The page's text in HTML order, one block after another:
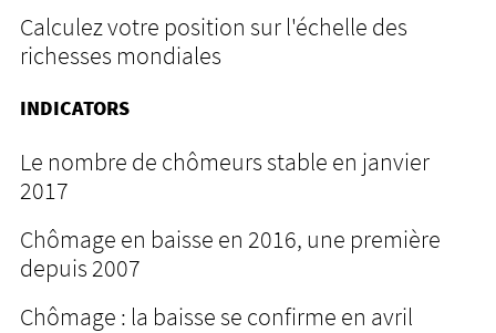
Calculez votre position sur l'échelle des
richesses mondiales
INDICATORS
Le nombre de chômeurs stable en janvier
2017
Chômage en baisse en 2016, une première
depuis 2007
Chômage : la baisse se confirme en avril